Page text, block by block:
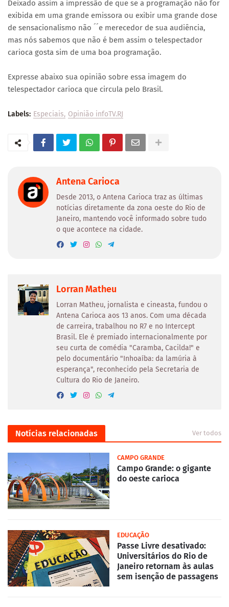
Deixado assim a impressão de que se a programação não for
exibida em uma grande emissora ou exibir uma grande dose
de sensacionalismo não ´´e merecedor de sua audiência,
mas nós sabemos que não é bem assim o telespectador
carioca gosta sim de uma boa programação.
Expresse abaixo sua opinião sobre essa imagem do
telespectador carioca que circula pelo Brasil.
Labels: Especiais Opinião infoTV.RJ
Antena Carioca
Desde 2013, o Antena Carioca traz as últimas
notícias diretamente da zona oeste do Rio de
Janeiro, mantendo você informado sobre tudo
o que acontece na cidade.
Lorran Matheu
Lorran Matheu, jornalista e cineasta, fundou o
Antena Carioca aos 13 anos. Com uma década
de carreira, trabalhou no R7 e no Intercept
Brasil. Ele é premiado internacionalmente por
seu curta de comédia "Caramba, Cacilda!" e
pelo documentário "Inhoaíba: da lamúria à
esperança", reconhecido pela Secretaria de
Cultura do Rio de Janeiro.
Notícias relacionadas Ver todos
CAMPO GRANDE
Campo Grande: o gigante
do oeste carioca
EDUCAÇÃO
Passe Livre desativado:
Universitários do Rio de
Janeiro retornam às aulas
sem isenção de passagens